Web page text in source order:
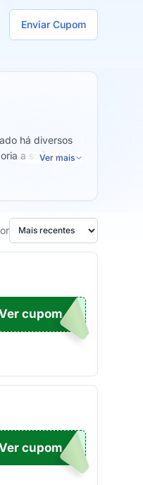
Enviar Cupom
há diversos
a se instalar
as suas
Ver mais
UPOM
cupom
DO15
cupom